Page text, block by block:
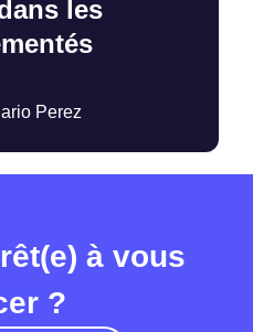
les
Perez
à vous
?